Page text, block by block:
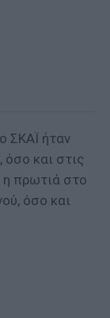
ΣΚΑΪ ήταν
και στις
η πρωτιά στο
όσο και